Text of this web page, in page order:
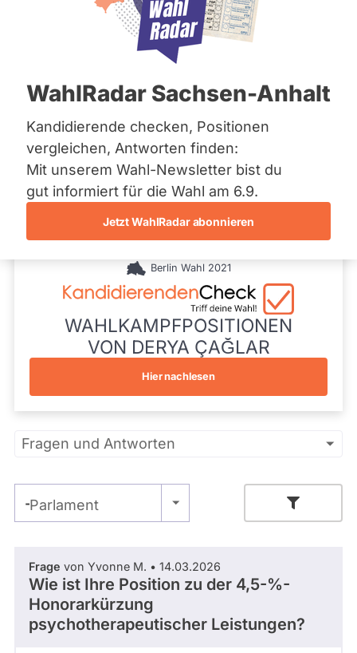
Bremen
Hamburg
Mecklenburg-Vorpommern
Nordrhein-Westfalen
Saarland
Sachsen
Sachsen-Anhalt
Sachsen-Anhalt
Schleswig-Holstein
Thüringen
Archiv
Spenden
WahlRadar Sachsen-Anhalt
Kandidierende checken, Positionen
vergleichen, Antworten finden:
Mit unserem Wahl-Newsletter bist du
gut informiert für die Wahl am 6.9.
Jetzt WahlRadar abonnieren
SPD
Abgeordnete Berlin 2021 - 2026
Wahlkreis
Wahlkreis
23,40
8/ 19
Fragen beantwortet
Es
nur
Fragen
und
Antworten
welche
Kandidaturen
Mandate
gestellt
wurden.
Solche
aus
vergangenen
Kandidaturen
Mandaten
werden
berücksichtigt.
Kandidatin Berlin
Abgeordnete Berlin
Frage stellen
Berlin Wahl 2021
WAHLKAMPFPOSITIONEN
VON DERYA ÇAĞLAR
Hier nachlesen
Primäre
Fragen und Antworten
Parlament
- Alle -
Thema
- Alle -
Frage von Yvonne M. • 14.03.2026
Wie ist Ihre Position zu der 4,5-%-
Honorarkürzung
psychotherapeutischer Leistungen?